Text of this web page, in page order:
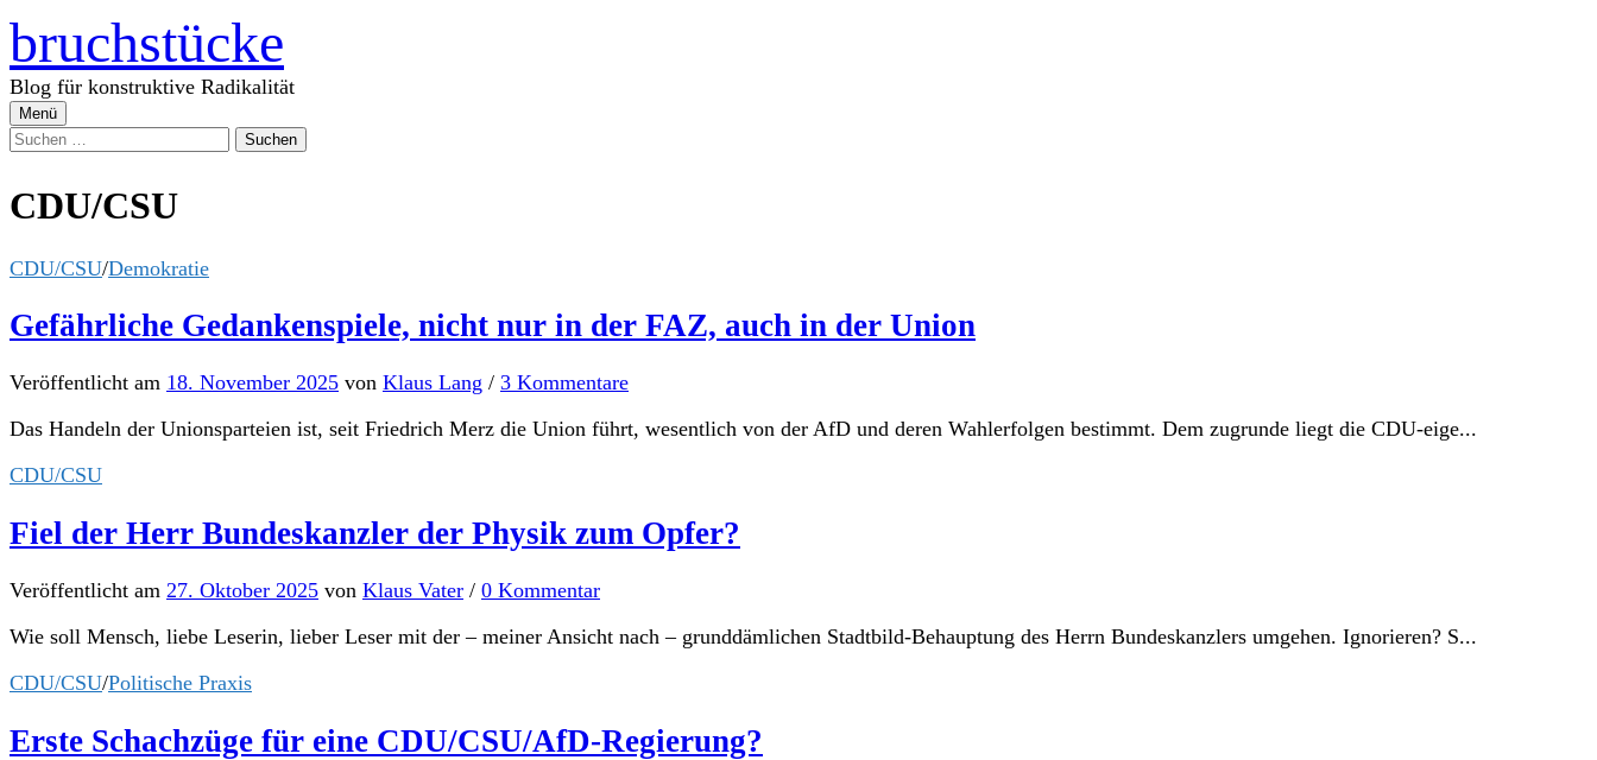
Zum
Inhalt
überspringen
bruchstücke
Blog für konstruktive Radikalität
Menü
Suchen
CDU/CSU
CDU/CSU/Demokratie
Gefährliche Gedankenspiele, nicht nur in der FAZ, auch in der Union
Veröffentlicht am 18. November 2025 von Klaus Lang / 3 Kommentare
Das Handeln der Unionsparteien ist, seit Friedrich Merz die Union führt, wesentlich von der AfD und deren Wahlerfolgen bestimmt. Dem zugrunde liegt die CDU-eige...
CDU/CSU
Fiel der Herr Bundeskanzler der Physik zum Opfer?
Veröffentlicht am 27. Oktober 2025 von Klaus Vater / 0 Kommentar
Wie soll Mensch, liebe Leserin, lieber Leser mit der – meiner Ansicht nach – grunddämlichen Stadtbild-Behauptung des Herrn Bundeskanzlers umgehen. Ignorieren? S...
CDU/CSU/Politische Praxis
Erste Schachzüge für eine CDU/CSU/AfD-Regierung?